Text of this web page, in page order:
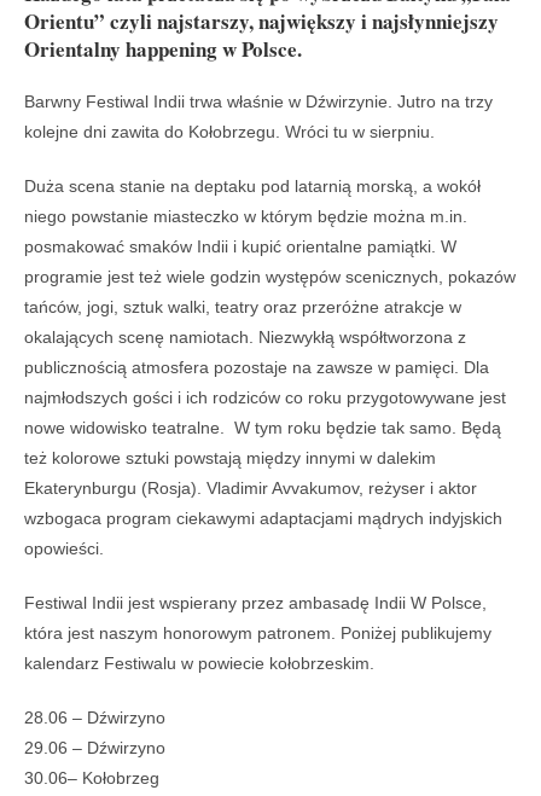
Orientu” czyli najstarszy, największy i najsłynniejszy
Orientalny happening w Polsce.
Barwny Festiwal Indii trwa właśnie w Dźwirzynie. Jutro na trzy
kolejne dni zawita do Kołobrzegu. Wróci tu w sierpniu.
Duża scena stanie na deptaku pod latarnią morską, a wokół
niego powstanie miasteczko w którym będzie można m.in.
posmakować smaków Indii i kupić orientalne pamiątki. W
programie jest też wiele godzin występów scenicznych, pokazów
tańców, jogi, sztuk walki, teatry oraz przeróżne atrakcje w
okalających scenę namiotach. Niezwykłą współtworzona z
publicznością atmosfera pozostaje na zawsze w pamięci. Dla
najmłodszych gości i ich rodziców co roku przygotowywane jest
nowe widowisko teatralne. W tym roku będzie tak samo. Będą
też kolorowe sztuki powstają między innymi w dalekim
Ekaterynburgu (Rosja). Vladimir Avvakumov, reżyser i aktor
wzbogaca program ciekawymi adaptacjami mądrych indyjskich
opowieści.
Festiwal Indii jest wspierany przez ambasadę Indii W Polsce,
która jest naszym honorowym patronem. Poniżej publikujemy
kalendarz Festiwalu w powiecie kołobrzeskim.
28.06 – Dźwirzyno
29.06 – Dźwirzyno
30.06– Kołobrzeg